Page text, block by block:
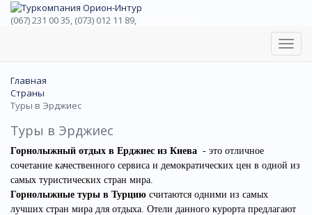
(067) 231 00 35, (073) 012 11 89,
Главная
Страны
Туры в Эрджиес
Туры в Эрджиес
Горнолыжный отдых в Ерджиес из Киева - это отличное
сочетание качественного сервиса и демократических цен в одной из
самых туристических стран мира.
Горнолыжные туры в Турцию считаются одними из самых
лучших стран мира для отдыха. Отели данного курорта предлагают